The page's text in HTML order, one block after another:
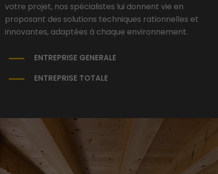
votre projet, nos spécialistes lui donnent vie en
proposant des solutions techniques rationnelles et
innovantes, adaptées à chaque environnement.
ENTREPRISE GENERALE
ENTREPRISE TOTALE